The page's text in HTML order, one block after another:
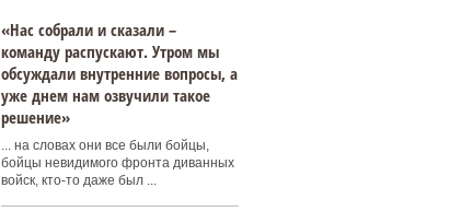
«Нас собрали и сказали –
команду распускают. Утром мы
обсуждали внутренние вопросы, а
уже днем нам озвучили такое
решение»
... на словах они все были бойцы,
бойцы невидимого фронта диванных
войск, кто-то даже был ...